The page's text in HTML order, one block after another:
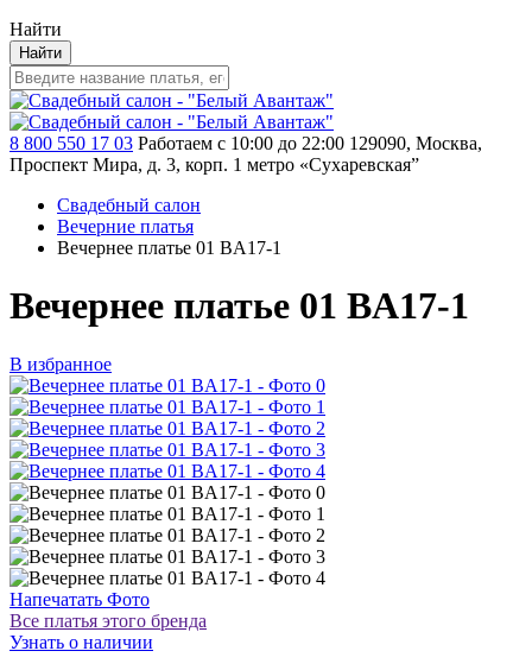
Найти
Найти
8 800 550 17 03 Работаем с 10:00 до 22:00 129090, Москва,
Проспект Мира, д. 3, корп. 1 метро «Сухаревская”
Свадебный салон
Вечерние платья
Вечернее платье 01 BA17-1
Вечернее платье 01 BA17-1
В избранное
Напечатать Фото
Все платья этого бренда
Узнать о наличии